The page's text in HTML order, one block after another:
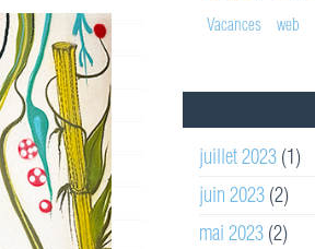
Vacances
web
juillet 2023 (1)
juin 2023 (2)
mai 2023 (2)